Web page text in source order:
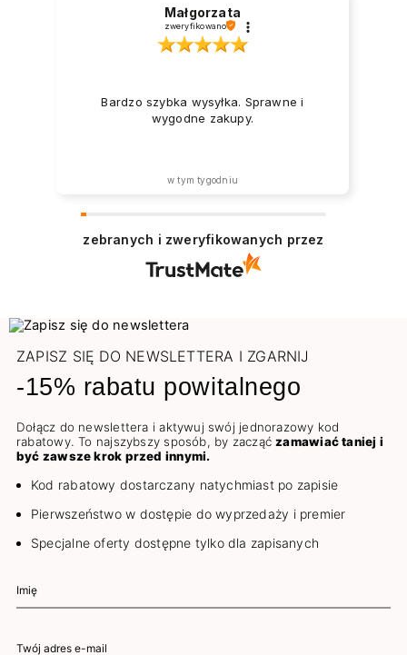
Małgorzata
zweryfikowano
Bardzo szybka wysyłka. Sprawne i
wygodne zakupy.
w tym tygodniu
zebranych i zweryfikowanych przez
ZAPISZ SIĘ DO NEWSLETTERA I ZGARNIJ
-15% rabatu powitalnego
Dołącz do newslettera i aktywuj swój jednorazowy kod
rabatowy. To najszybszy sposób, by zacząćzamawiać taniej i
być zawsze krok przed innymi.
Kod rabatowy dostarczany natychmiast po zapisie
Pierwszeństwo w dostępie do wyprzedaży i premier
Specjalne oferty dostępne tylko dla zapisanych